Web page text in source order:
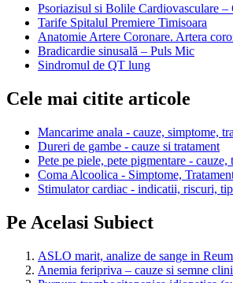
Psoriazisul si Bolile Cardiovasculare –
Tarife Spitalul Premiere Timisoara
Anatomie Artere Coronare. Artera
Bradicardie sinusală – Puls Mic
Sindromul de QT lung
Cele mai citite articole
Mancarime anala - cauze, simptome,
Dureri de gambe - cauze si tratament
Pete pe piele, pete pigmentare - cauze,
Coma Alcoolica - Simptome,
Stimulator cardiac - indicatii, riscuri,
Pe Acelasi Subiect
ASLO marit, analize de sange in
Anemia feripriva – cauze si semne